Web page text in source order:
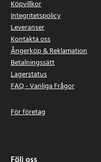
Köpvillkor
Integritetspolicy
Leveranser
Kontakta oss
Ångerköp & Reklamation
Betalningssätt
Lagerstatus
FAQ - Vanliga Frågor
För företag